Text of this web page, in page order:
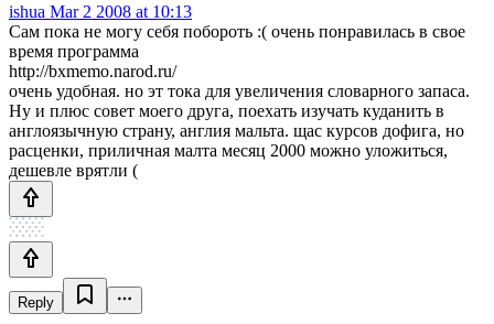
ishua Mar 2 2008 at 10:13
Сам пока не могу себя побороть :( очень понравилась в свое
время программа
http://bxmemo.narod.ru/
очень удобная. но эт тока для увеличения словарного запаса.
Ну и плюс совет моего друга, поехать изучать куданить в
англоязычную страну, англия мальта. щас курсов дофига, но
расценки, приличная малта месяц 2000 можно уложиться,
дешевле врятли (
Reply